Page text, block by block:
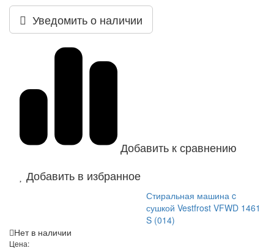
Уведомить о наличии
Добавить к сравнению
Добавить в избранное
Стиральная машина c
сушкой Vestfrost VFWD 1461
S (014)
Нет в наличии
Цена: